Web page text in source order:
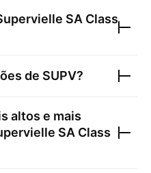
SA Class
de SUPV?
altos e mais
SA Class